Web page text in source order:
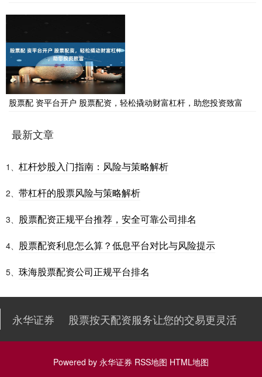
股票配 资平台开户 股票配资，轻松撬动财富杠杆，助您投资致富
最新文章
1、 杠杆炒股入门指南：风险与策略解析
2、 带杠杆的股票风险与策略解析
3、 股票配资正规平台推荐，安全可靠公司排名
4、 股票配资利息怎么算？低息平台对比与风险提示
5、 珠海股票配资公司正规平台排名
永华证券 股票按天配资服务让您的交易更灵活
Powered by 永华证券 RSS地图 HTML地图